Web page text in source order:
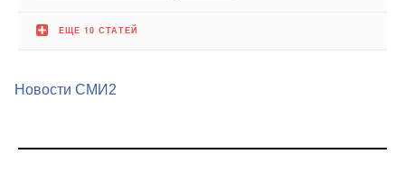
ЕЩЕ 10 СТАТЕЙ
Новости СМИ2